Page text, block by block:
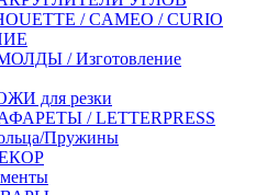
/ CAMEO / CURIO
/ Изготовление
для резки
/ LETTERPRESS
Пружины